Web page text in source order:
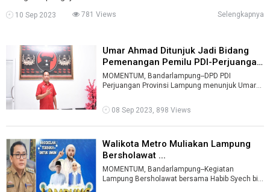
10 Sep 2023 781 Views Selengkapnya
Umar Ahmad Ditunjuk Jadi Bidang
Pemenangan Pemilu PDI-Perjuangan
...
MOMENTUM, Bandarlampung--DPD PDI
Perjuangan Provinsi Lampung menunjuk Umar
Pemenangan Pemilu ...
08 Sep 2023, 898 Views
Walikota Metro Muliakan Lampung
Bersholawat ...
MOMENTUM, Bandarlampung--Kegiatan
Lampung Bersholawat bersama Habib Syech bin